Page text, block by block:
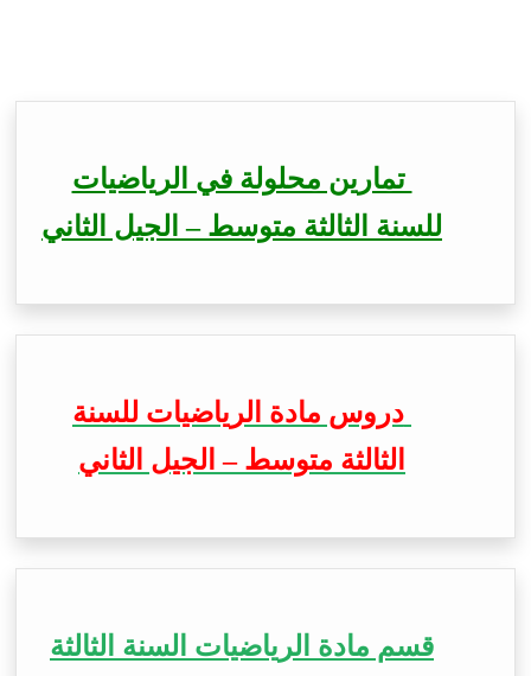
تمارين محلولة في الرياضيات
للسنة الثالثة متوسط – الجيل الثاني
دروس مادة الرياضيات للسنة
الثالثة متوسط – الجيل الثاني
قسم مادة الرياضيات السنة الثالثة